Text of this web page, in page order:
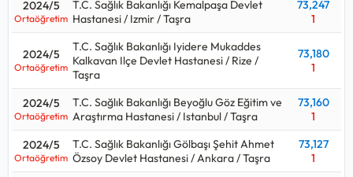
2024/5
Ortaöğretim
T.C. Sağlık Bakanlığı Kemalpaşa Devlet
Hastanesi / Izmir / Taşra
73,247
1
2024/5
Ortaöğretim
T.C. Sağlık Bakanlığı Iyidere Mukaddes
Kalkavan Ilçe Devlet Hastanesi / Rize /
Taşra
73,180
1
2024/5
Ortaöğretim
T.C. Sağlık Bakanlığı Beyoğlu Göz Eğitim ve
Araştırma Hastanesi / Istanbul / Taşra
73,160
1
2024/5
Ortaöğretim
T.C. Sağlık Bakanlığı Gölbaşı Şehit Ahmet
Özsoy Devlet Hastanesi / Ankara / Taşra
73,127
1